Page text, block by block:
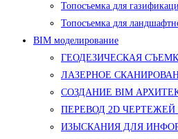
Топосъемка для
Топосъемка для
BIM моделирование
ГЕОДЕЗИЧЕСКАЯ
ЛАЗЕРНОЕ
СОЗДАНИЕ BIM
ПЕРЕВОД 2D ЧЕРТЕЖЕЙ
ИЗЫСКАНИЯ ДЛЯ